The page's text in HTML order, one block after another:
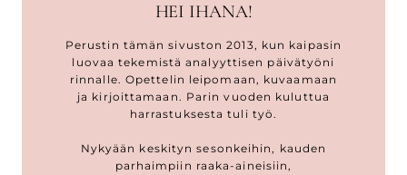
HEI IHANA!
Perustin tämän sivuston 2013, kun kaipasin
luovaa tekemistä analyyttisen päivätyöni
rinnalle. Opettelin leipomaan, kuvaamaan
ja kirjoittamaan. Parin vuoden kuluttua
harrastuksesta tuli työ.
Nykyään keskityn sesonkeihin, kauden
parhaimpiin raaka-aineisiin,